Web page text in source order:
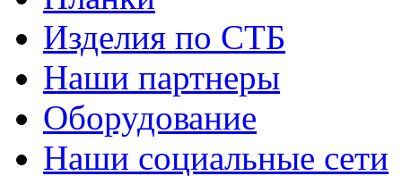
Изделия по СТБ
Наши партнеры
Оборудование
Наши социальные сети